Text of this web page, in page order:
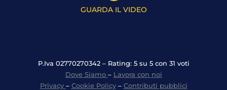
GUARDA IL VIDEO
P.Iva 02770270342 – Rating: 5 su 5 con 31 voti
Dove Siamo – Lavora con noi
Privacy – Cookie Policy– Contributi pubblici